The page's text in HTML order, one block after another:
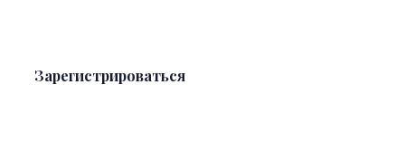
Зарегистрироваться